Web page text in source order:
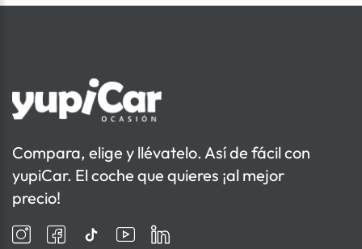
Compara, elige y llévatelo. Así de fácil con
yupiCar. El coche que quieres ¡al mejor
precio!